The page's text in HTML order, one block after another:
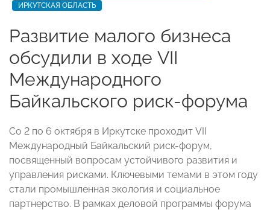
ИРКУТСКАЯ ОБЛАСТЬ
Развитие малого бизнеса
обсудили в ходе VII
Международного
Байкальского риск-форума
Со 2 по 6 октября в Иркутске проходит VII
Международный Байкальский риск-форум,
посвященный вопросам устойчивого развития и
управления рисками. Ключевыми темами в этом году
стали промышленная экология и социальное
партнерство. В рамках деловой программы форума